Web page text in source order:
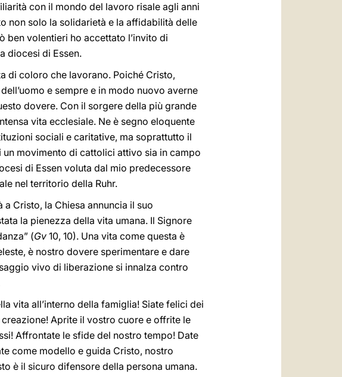
con il mondo del lavoro risale agli anni
non solo la solidarietà e la affidabilità delle
ben volentieri ho accettato l’invito di
diocesi di Essen.
di coloro che lavorano. Poiché Cristo,
e sempre e in modo nuovo averne
dovere. Con il sorgere della più grande
vita ecclesiale. Ne è segno eloquente
sociali e caritative, ma soprattutto il
movimento di cattolici attivo sia in campo
di Essen voluta dal mio predecessore
nel territorio della Ruhr.
Cristo, la Chiesa annuncia il suo
la pienezza della vita umana. Il Signore
(Gv 10, 10). Una vita come questa è
è nostro dovere sperimentare e dare
vivo di liberazione si innalza contro
vita all’interno della famiglia! Siate felici dei
Aprite il vostro cuore e offrite le
Affrontate le sfide del nostro tempo! Date
come modello e guida Cristo, nostro
è il sicuro difensore della persona umana.